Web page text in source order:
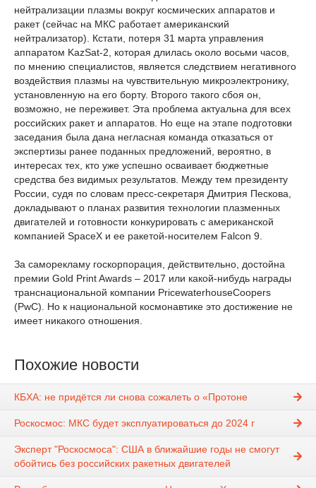
нейтрализации плазмы вокруг космических аппаратов и
ракет (сейчас на МКС работает американский
нейтрализатор). Кстати, потеря 31 марта управления
аппаратом KazSat-2, которая длилась около восьми часов,
по мнению специалистов, является следствием негативного
воздействия плазмы на чувствительную микроэлектронику,
установленную на его борту. Второго такого сбоя он,
возможно, не переживет. Эта проблема актуальна для всех
российских ракет и аппаратов. Но еще на этапе подготовки
заседания была дана негласная команда отказаться от
экспертизы ранее поданных предложений, вероятно, в
интересах тех, кто уже успешно осваивает бюджетные
средства без видимых результатов. Между тем президенту
России, судя по словам пресс-секретаря Дмитрия Пескова,
докладывают о планах развития технологии плазменных
двигателей и готовности конкурировать с американской
компанией SpaceX и ее ракетой-носителем Falcon 9.
За саморекламу госкорпорация, действительно, достойна
премии Gold Print Awards – 2017 или какой-нибудь награды
транснациональной компании PricewaterhouseCoopers
(PwC). Но к национальной космонавтике это достижение не
имеет никакого отношения.
Похожие новости
КБХА: не придётся ли снова сожалеть о «Протоне
Роскосмос: МКС будет эксплуатироваться до 2024 г
Эксперт "Роскосмоса": США в ближайшие годы не смогут
обойтись без российских ракетных двигателей